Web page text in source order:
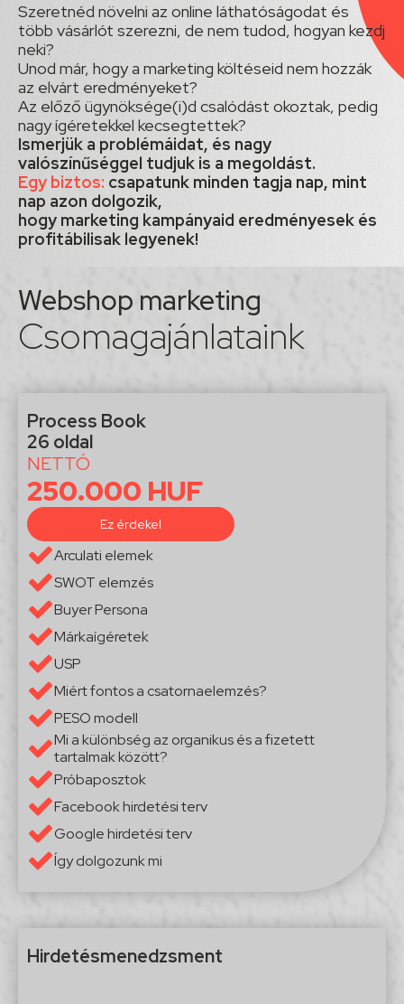
Szeretnéd növelni az online láthatóságodat és
több vásárlót szerezni, de nem tudod, hogyan kezdj
neki?
Unod már, hogy a marketing költéseid nem hozzák
az elvárt eredményeket?
Az előző ügynöksége(i)d csalódást okoztak, pedig
nagy ígéretekkel kecsegtettek?
Ismerjük a problémáidat, és nagy
valószínűséggel tudjuk is a megoldást.
Egy biztos: csapatunk minden tagja nap, mint
nap azon dolgozik,
hogy marketing kampányaid eredményesek és
profitábilisak legyenek!
Webshop marketing
Csomagajánlataink
Process Book
26 oldal
NETTÓ
250.000 HUF
Ez érdekel
Arculati elemek
SWOT elemzés
Buyer Persona
Márkaígéretek
USP
Miért fontos a csatornaelemzés?
PESO modell
Mi a különbség az organikus és a fizetett
tartalmak között?
Próbaposztok
Facebook hirdetési terv
Google hirdetési terv
Így dolgozunk mi
Hirdetésmenedzsment